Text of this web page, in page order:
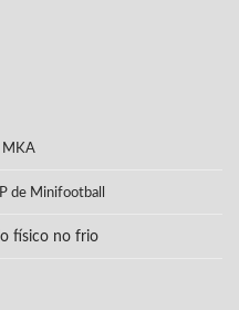
MKA
de Minifootball
físico no frio